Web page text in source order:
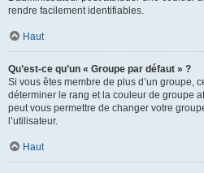
rendre facilement identifiables.
Haut
Qu’est-ce qu’un « Groupe par défaut » ?
Si vous êtes membre de plus d’un groupe,
déterminer le rang et la couleur de groupe
peut vous permettre de changer votre
l’utilisateur.
Haut